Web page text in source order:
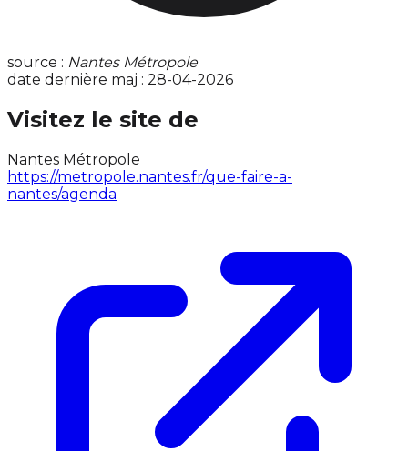
source : Nantes Métropole
date dernière maj : 28-04-2026
Visitez le site de
Nantes Métropole
https://metropole.nantes.fr/que-faire-a-
nantes/agenda